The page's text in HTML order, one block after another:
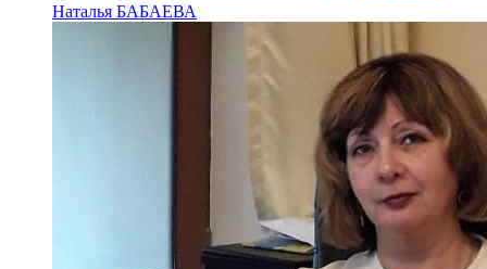
Наталья БАБАЕВА